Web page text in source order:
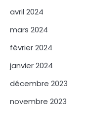
avril 2024
mars 2024
février 2024
janvier 2024
décembre 2023
novembre 2023